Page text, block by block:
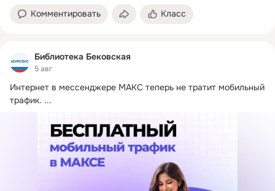
Комментировать Класс
Библиотека Бековская
5 авг
Интернет в мессенджере МАКС теперь не тратит мобильный
трафик. ...